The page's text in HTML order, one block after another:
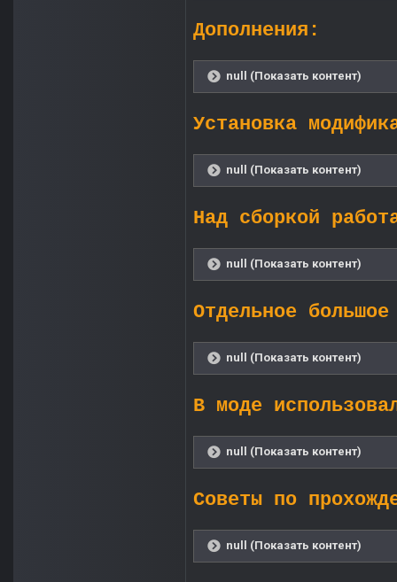
Дополнения:
null (Показать контент)
Установка
null (Показать контент)
Над сборкой
null (Показать контент)
Отдельное
null (Показать контент)
В моде
null (Показать контент)
Советы по
null (Показать контент)